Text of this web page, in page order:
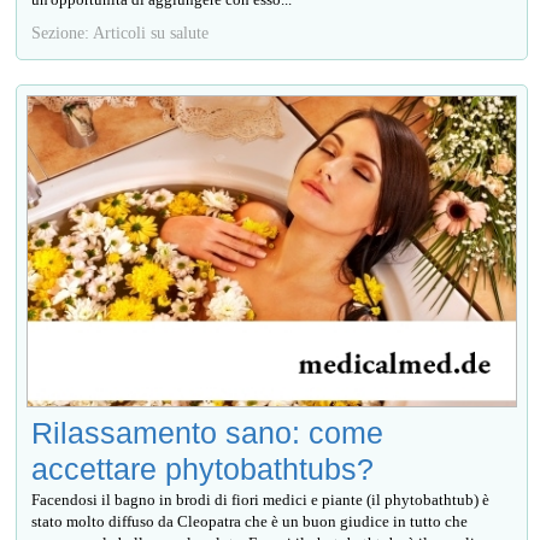
Sezione: Articoli su salute
Rilassamento sano: come
accettare phytobathtubs?
Facendosi il bagno in brodi di fiori medici e piante (il phytobathtub) è
stato molto diffuso da Cleopatra che è un buon giudice in tutto che